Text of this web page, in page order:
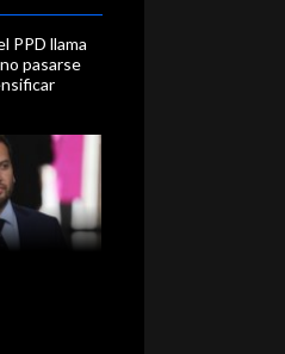
PPD llama
pasarse